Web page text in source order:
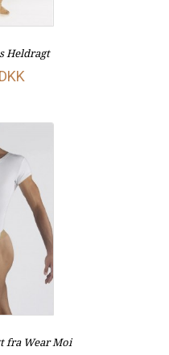
Heldragt
fra Wear Moi